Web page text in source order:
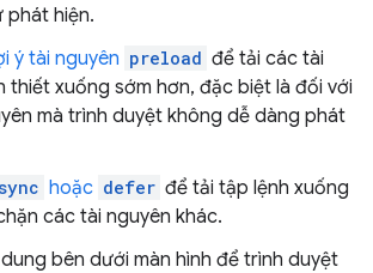
hiện.
ý tài nguyên preload để tải các tài
thiết xuống sớm hơn, đặc biệt là đối với
mà trình duyệt không dễ dàng phát
hoặc defer để tải tập lệnh xuống
các tài nguyên khác.
bên dưới màn hình để trình duyệt